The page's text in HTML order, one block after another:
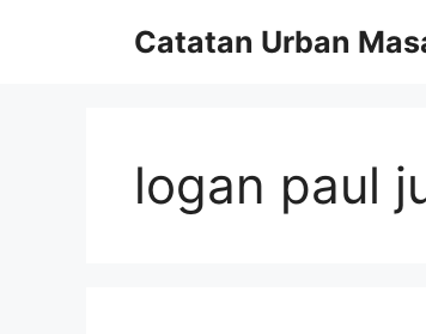
Catatan Urban
logan paul